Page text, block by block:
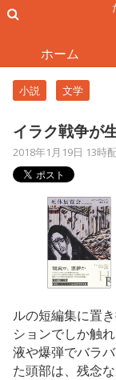
ホーム
小説 文学
イラク戦争が
2018年1月19日 13時
ルの短編集に置
ションでしか触
液や爆弾でバラ
た頭部は、残念